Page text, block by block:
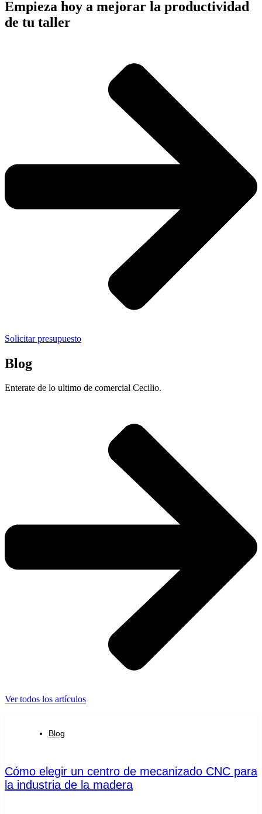
Empieza hoy a mejorar la productividad
de tu taller
Solicitar presupuesto
Blog
Enterate de lo ultimo de comercial Cecilio.
Ver todos los artículos
Blog
Cómo elegir un centro de mecanizado CNC para
la industria de la madera